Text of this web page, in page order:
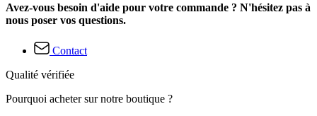
Avez-vous besoin d'aide pour votre commande ? N'hésitez pas à
nous poser vos questions.
Contact
Qualité vérifiée
Pourquoi acheter sur notre boutique ?